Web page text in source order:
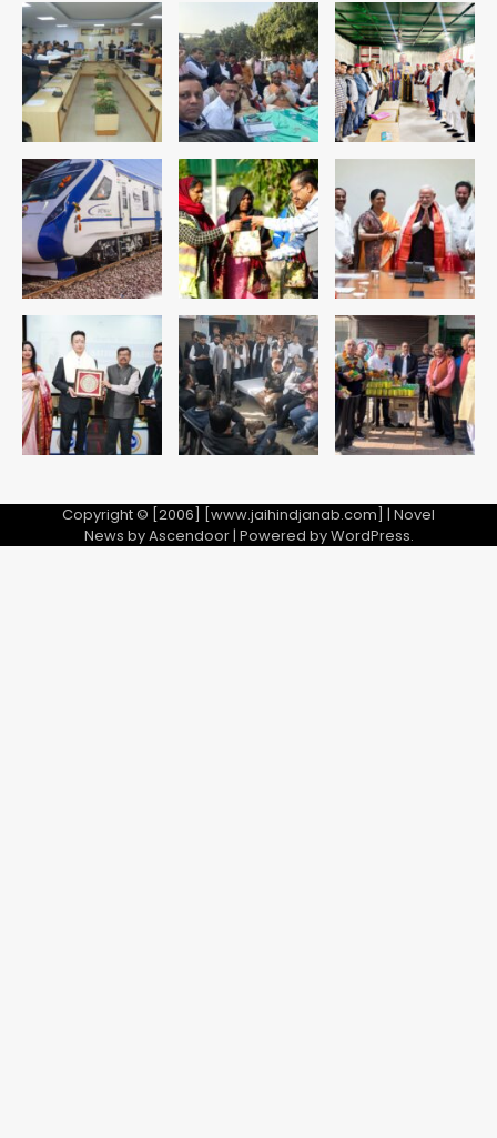
3
Team JHJ
4
सुदर्शन शक्ति-वी अभ्यास में मॉक आॅपरेशन
Team JHJ
5
एयरपोर्ट का फर्जी कर्मचारी बनकर 3 लाख
उड़ाए, अब पहुंचा सलाखों के पीछे
Team JHJ
Copyright © [2006] [www.jaihindjanab.com] | Novel
News byAscendoor| Powered byWordPress.